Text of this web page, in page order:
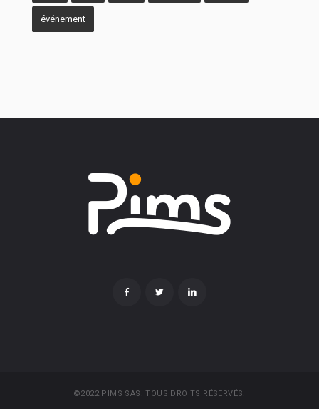
événement
©2022 PIMS SAS. TOUS DROITS RÉSERVÉS.